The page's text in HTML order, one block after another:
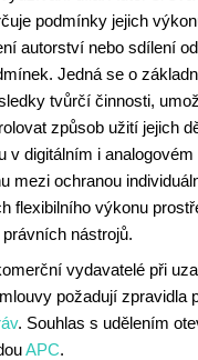
podmínky jejich
autorství nebo sdílení
Jedná se o
tvůrčí činnosti,
způsob užití jejich
v digitálním i analogovém
mezi ochranou
flexibilního výkonu
nástrojů.
vydavatelé při
požadují zpravidla
. Souhlas s udělením
APC.